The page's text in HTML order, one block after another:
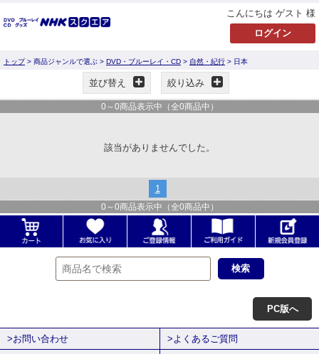
こんにちは ゲスト 様
トップ> 商品ジャンルで選ぶ > DVD・ブルーレイ・CD > 自然・紀行 > 日本
並び替え 絞り込み
0 ～ 0商品表示中（全0商品中）
該当がありませんでした。
1
0 ～ 0商品表示中（全0商品中）
PC版へ
>お問い合わせ
>よくあるご質問